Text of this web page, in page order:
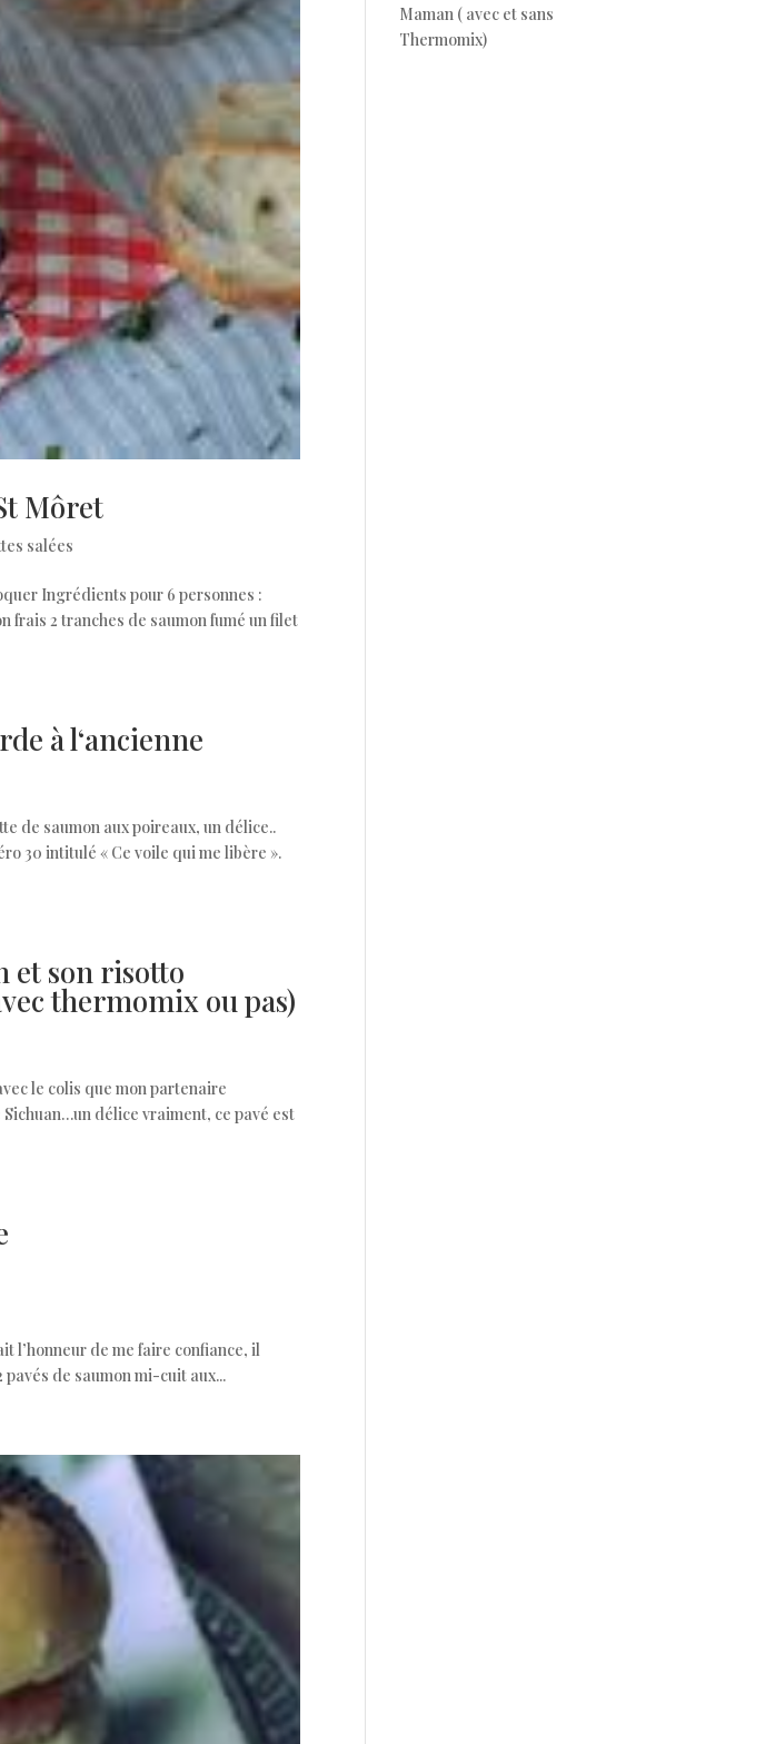
Môret
salées
Ingrédients pour 6 personnes :
frais 2 tranches de saumon fumé un filet
à l‘ancienne
de saumon aux poireaux, un délice..
30 intitulé « Ce voile qui me libère ».
et son risotto
thermomix ou pas)
le colis que mon partenaire
délice vraiment, ce pavé est
l’honneur de me faire confiance, il
de saumon mi-cuit aux...
Maman ( avec et sans
Thermomix)